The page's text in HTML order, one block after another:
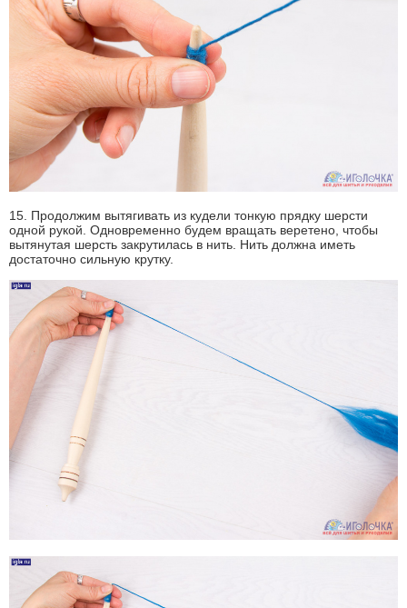
15. Продолжим вытягивать из кудели тонкую прядку шерсти
одной рукой. Одновременно будем вращать веретено, чтобы
вытянутая шерсть закрутилась в нить. Нить должна иметь
достаточно сильную крутку.